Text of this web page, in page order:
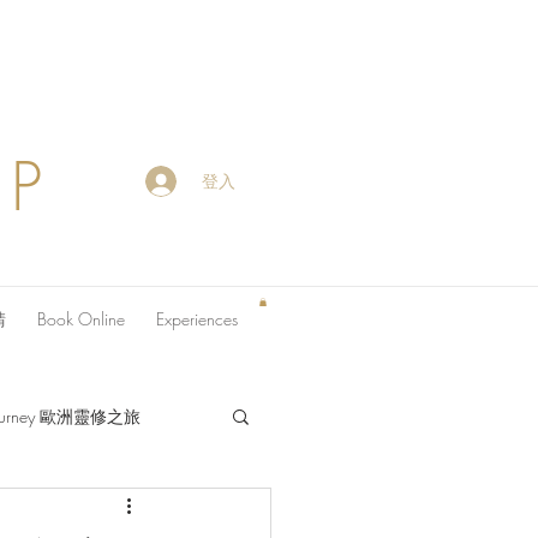
登入
Book Online Experiences
歐洲靈修之旅